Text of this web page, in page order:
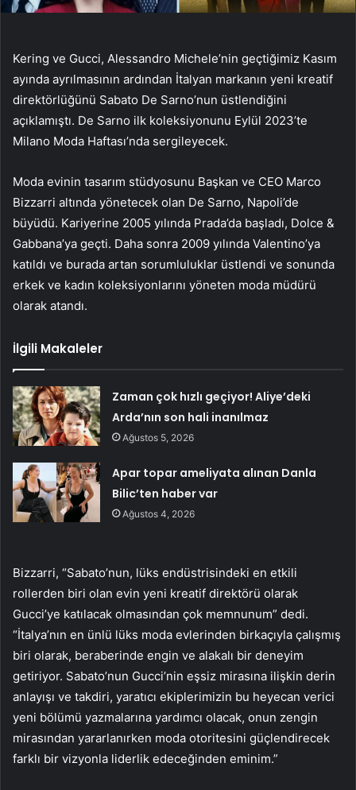
Kering ve Gucci, Alessandro Michele’nin geçtiğimiz Kasım
ayında ayrılmasının ardından İtalyan markanın yeni kreatif
direktörlüğünü Sabato De Sarno’nun üstlendiğini
açıklamıştı. De Sarno ilk koleksiyonunu Eylül 2023’te
Milano Moda Haftası’nda sergileyecek.
Moda evinin tasarım stüdyosunu Başkan ve CEO Marco
Bizzarri altında yönetecek olan De Sarno, Napoli’de
büyüdü. Kariyerine 2005 yılında Prada’da başladı, Dolce &
Gabbana’ya geçti. Daha sonra 2009 yılında Valentino’ya
katıldı ve burada artan sorumluluklar üstlendi ve sonunda
erkek ve kadın koleksiyonlarını yöneten moda müdürü
olarak atandı.
İlgili Makaleler
Zaman çok hızlı geçiyor! Aliye’deki
Arda’nın son hali inanılmaz
Ağustos 5, 2026
Apar topar ameliyata alınan Danla
Bilic’ten haber var
Ağustos 4, 2026
Bizzarri, “Sabato’nun, lüks endüstrisindeki en etkili
rollerden biri olan evin yeni kreatif direktörü olarak
Gucci’ye katılacak olmasından çok memnunum” dedi.
“İtalya’nın en ünlü lüks moda evlerinden birkaçıyla çalışmış
biri olarak, beraberinde engin ve alakalı bir deneyim
getiriyor. Sabato’nun Gucci’nin eşsiz mirasına ilişkin derin
anlayışı ve takdiri, yaratıcı ekiplerimizin bu heyecan verici
yeni bölümü yazmalarına yardımcı olacak, onun zengin
mirasından yararlanırken moda otoritesini güçlendirecek
farklı bir vizyonla liderlik edeceğinden eminim.”